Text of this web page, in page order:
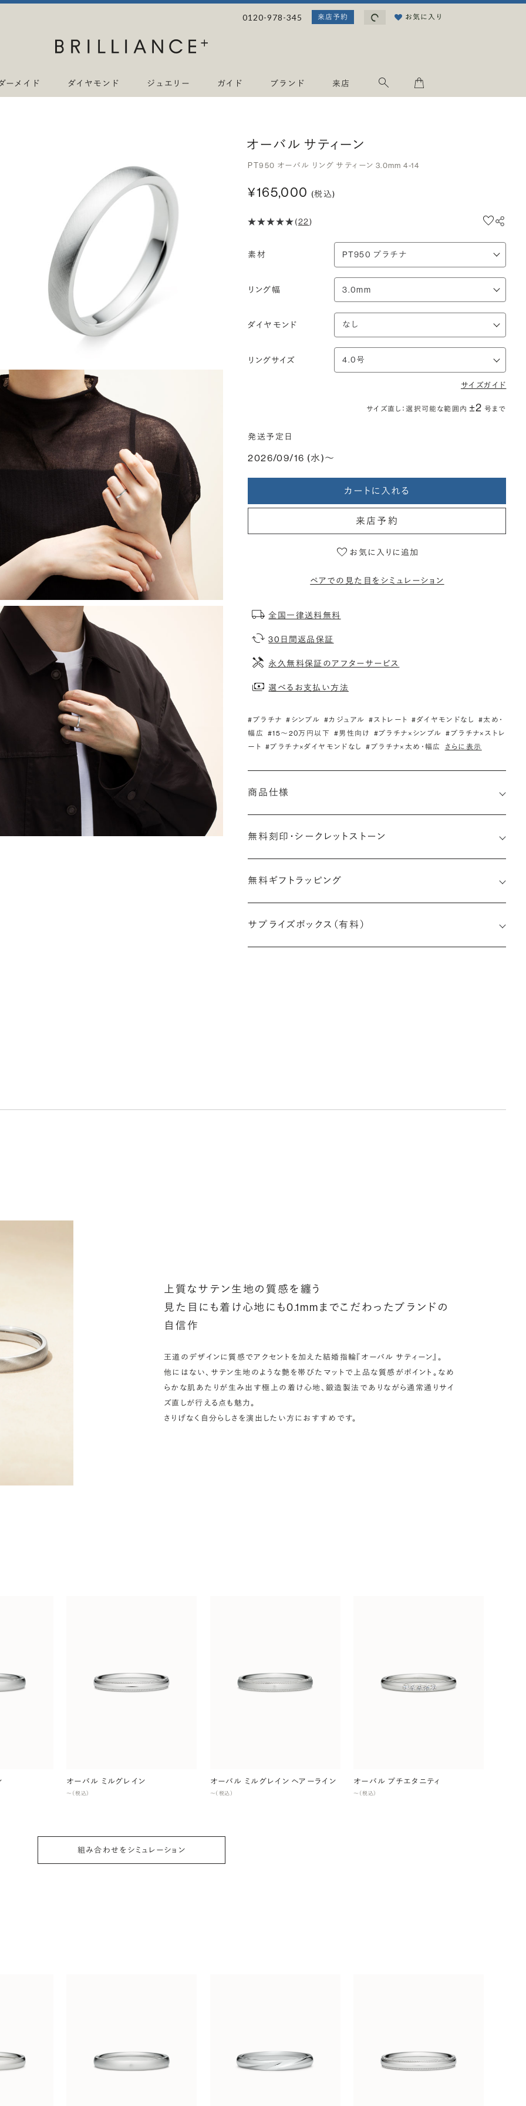
0120-978-345 来店予約 読み込み中...お気に入り
ーメイド ダイヤモンド ジュエリー ガイド ブランド 来店
オーバル サティーン
PT950 オーバル リング サティーン 3.0mm 4-14
¥165,000 (税込)
(22)
素材
リング幅
ダイヤモンド
リングサイズ
サイズガイド
サイズ直し：選択可能な範囲内 ±2 号まで
発送予定日
2026/09/16 (水)〜
カートに入れる
来店予約
お気に入りに追加
ペアでの見た目をシミュレーション
全国一律送料無料
30日間返品保証
永久無料保証のアフターサービス
選べるお支払い方法
#プラチナ #シンプル #カジュアル #ストレート #ダイヤモンドなし
#太め・
幅広
#15〜20万円以下 #男性向け #プラチナ×シンプル
#プラチナ×ストレ
ート #プラチナ×ダイヤモンドなし #プラチナ×太め・幅広 さらに表示
商品仕様
無料刻印・ シークレットストーン
刻印メッセージ：半角英数字20文字まで刻印可能
セージを無料で刻印することができます。注文前だけでなく購入後
お好みの宝石をお選びください (有料)。
無料ギフトラッピング
サプライズボックス（有料）
上質なサテン生地の質感を纏う
見た目にも着け心地にも0.1mmまでこだわったブランドの
自信作
王道のデザインに質感でアクセントを加えた結婚指輪『オーバル サティーン』。
他にはない、サテン生地のような艶を帯びたマットで上品な質感がポイント。なめ
らかな肌あたりが生み出す極上の着け心地、鍛造製法でありながら通常通りサイ
ズ直しが行える点も魅力。
さりげなく自分らしさを演出したい方におすすめです。
オーバル ミルグレイン
〜（税込）
オーバル ミルグレイン ヘアーライン
〜（税込）
オーバル プチエタニティ
〜（税込）
組み合わせをシミュレーション